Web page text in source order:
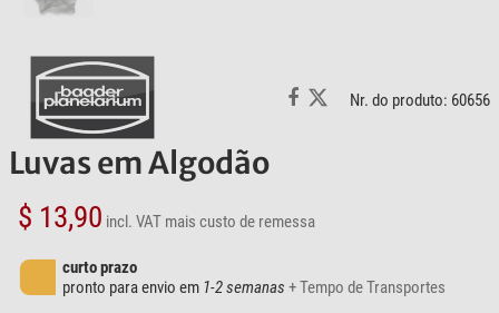
Nr. do produto: 60656
Luvas em Algodão
$ 13,90 incl. VAT mais custo de remessa
curto prazo
pronto para envio em 1-2 semanas + Tempo de Transportes